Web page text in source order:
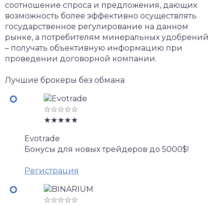
соотношение спроса и предложения, дающих
возможность более эффективно осуществлять
государственное регулирование на данном
рынке, а потребителям минеральных удобрений
– получать объективную информацию при
проведении договорной компании.
Лучшие брокеры без обмана
☆☆☆☆☆
★★★★★
Evotrade
Бонусы для новых трейдеров до 5000$!
Регистрация
☆☆☆☆☆